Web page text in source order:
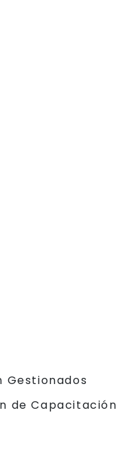
Gestionados
de Capacitación